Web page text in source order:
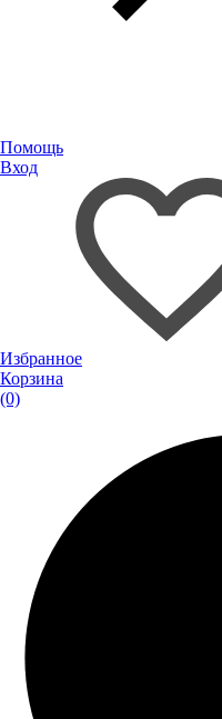
Помощь
Вход
Избранное
Корзина
(0)